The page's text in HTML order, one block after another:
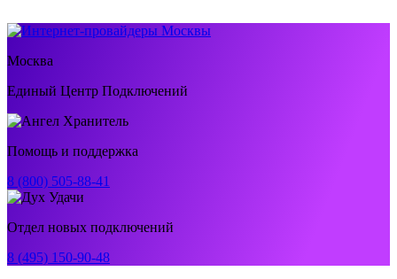
Москва
Единый Центр Подключений
Помощь и поддержка
8 (800) 505-88-41
Отдел новых подключений
8 (495) 150-90-48